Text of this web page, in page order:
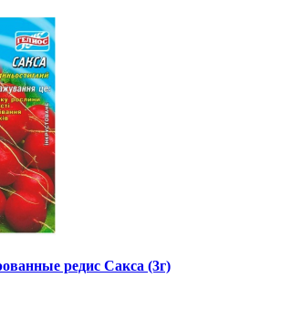
редис Сакса (3г)